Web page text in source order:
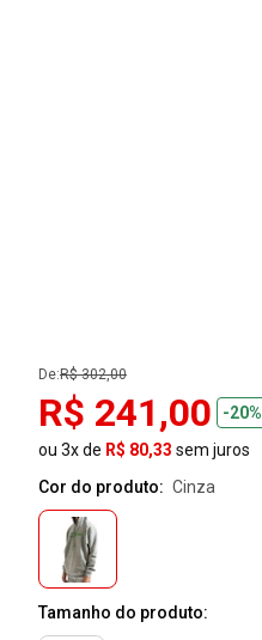
De:R$ 302,00
R$ 241,00
-20%
ou 3x de R$ 80,33 sem juros
Cor do produto:
cinza
Tamanho do produto: